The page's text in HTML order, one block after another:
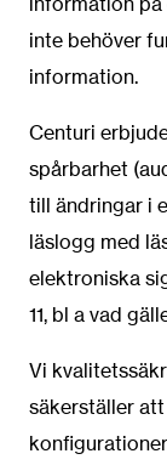
inte behöver
information.
Centuri
spårbarhet
till ändringar i
läslogg med
elektroniska
11, bl a vad
Vi
säkerställer